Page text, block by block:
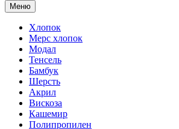
Меню
Хлопок
Мерс хлопок
Модал
Тенсель
Бамбук
Шерсть
Акрил
Вискоза
Кашемир
Полипропилен